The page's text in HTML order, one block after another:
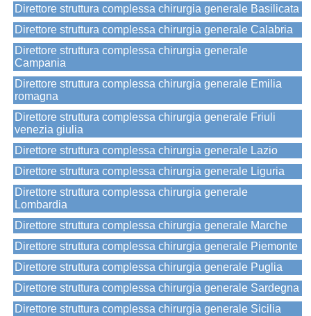
Direttore struttura complessa chirurgia generale Basilicata
Direttore struttura complessa chirurgia generale Calabria
Direttore struttura complessa chirurgia generale
Campania
Direttore struttura complessa chirurgia generale Emilia
romagna
Direttore struttura complessa chirurgia generale Friuli
venezia giulia
Direttore struttura complessa chirurgia generale Lazio
Direttore struttura complessa chirurgia generale Liguria
Direttore struttura complessa chirurgia generale
Lombardia
Direttore struttura complessa chirurgia generale Marche
Direttore struttura complessa chirurgia generale Piemonte
Direttore struttura complessa chirurgia generale Puglia
Direttore struttura complessa chirurgia generale Sardegna
Direttore struttura complessa chirurgia generale Sicilia